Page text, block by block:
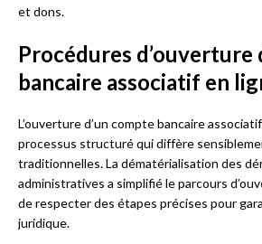
et dons.
Procédures d’ouverture
bancaire associatif en
L’ouverture d’un compte bancaire
processus structuré qui diffère
traditionnelles. La dématérialisation des
administratives a simplifié le parcours
de respecter des étapes précises pour
juridique.